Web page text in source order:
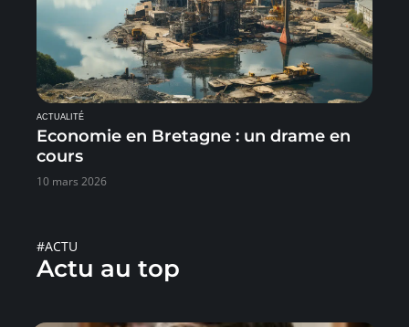
ACTUALITÉ
Economie en Bretagne : un drame en
cours
10 mars 2026
#ACTU
Actu au top